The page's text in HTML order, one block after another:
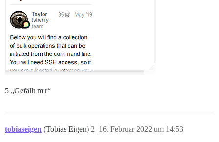
5 „Gefällt mir“
tobiaseigen (Tobias Eigen) 16. Februar 2022 um 14:53
2